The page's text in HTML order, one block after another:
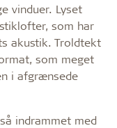
vinduer. Lyset
som har
akustik. Troldtekt
som meget
i afgrænsede
indrammet med